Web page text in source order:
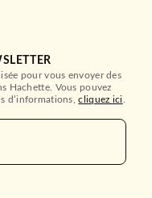
pour vous envoyer des
Hachette. Vous pouvez
d’informations,cliquez ici